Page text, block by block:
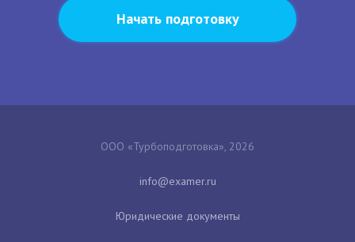
Начать подготовку
ООО «Турбоподготовка», 2026
Юридические документы